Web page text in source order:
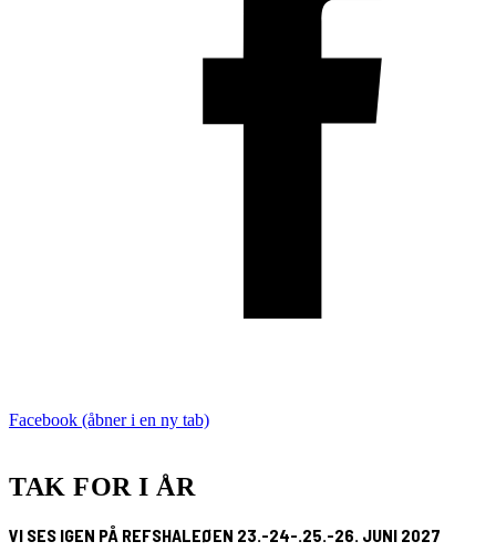
Facebook (åbner i en ny tab)
TAK FOR I ÅR
VI SES IGEN PÅ REFSHALEØEN 23.-24-.25.-26. JUNI 2027